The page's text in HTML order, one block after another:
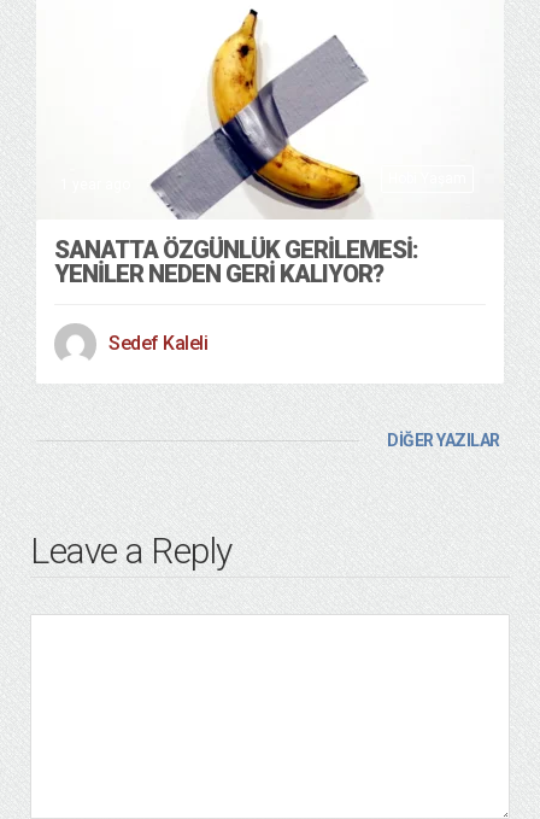
SANATTA ÖZGÜNLÜK GERİLEMESİ:
YENİLER NEDEN GERİ KALIYOR?
Sedef Kaleli
DİĞER YAZILAR
Leave a Reply